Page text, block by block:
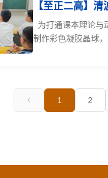
为打通课本理论与
制作彩色凝胶晶球
1 2